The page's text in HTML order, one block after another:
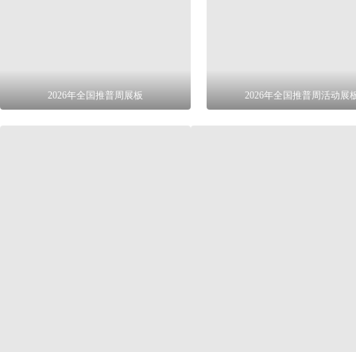
2026年全国推普周展板 2026年全国推普周活动展